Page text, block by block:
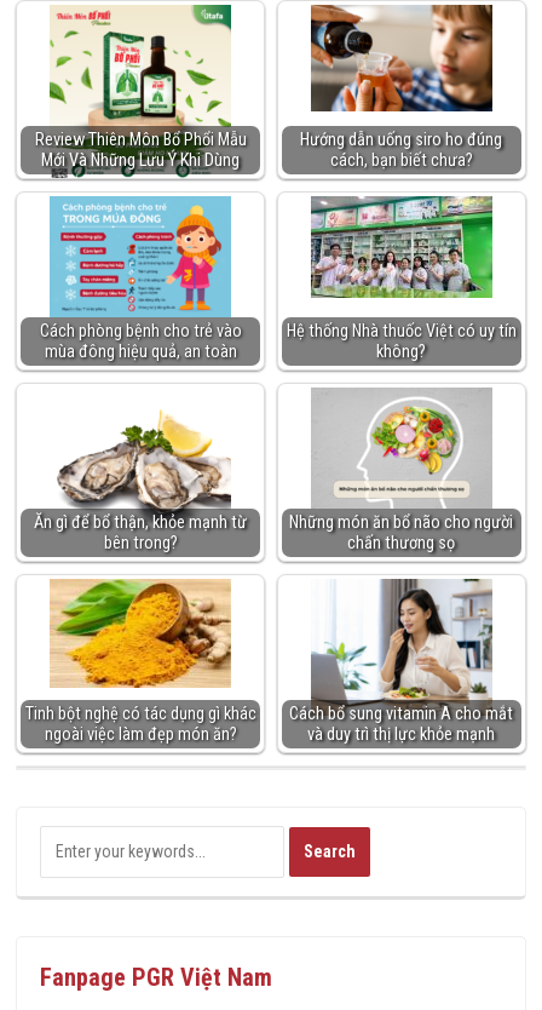
Review Thiên Môn Bổ Phổi Mẫu
Mới Và Những Lưu Ý Khi Dùng
Hướng dẫn uống siro ho đúng
cách, bạn biết chưa?
Cách phòng bệnh cho trẻ vào
mùa đông hiệu quả, an toàn
Hệ thống Nhà thuốc Việt có uy tín
không?
Ăn gì để bổ thận, khỏe mạnh từ
bên trong?
Những món ăn bổ não cho người
chấn thương sọ
Tinh bột nghệ có tác dụng gì khác
ngoài việc làm đẹp món ăn?
Cách bổ sung vitamin A cho mắt
và duy trì thị lực khỏe mạnh
Fanpage PGR Việt Nam